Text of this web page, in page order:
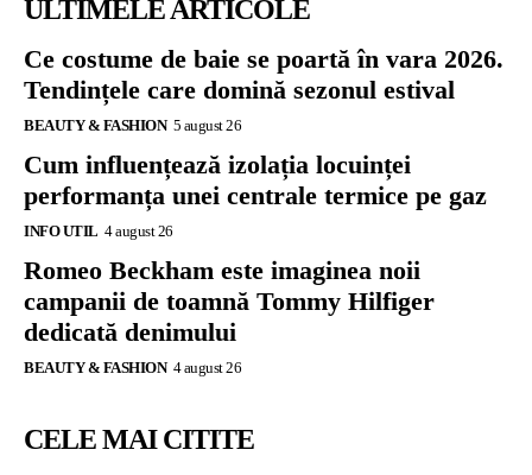
ULTIMELE ARTICOLE
Ce costume de baie se poartă în vara 2026.
Tendințele care domină sezonul estival
BEAUTY & FASHION 5 august 26
Cum influențează izolația locuinței
performanța unei centrale termice pe gaz
INFO UTIL 4 august 26
Romeo Beckham este imaginea noii
campanii de toamnă Tommy Hilfiger
dedicată denimului
BEAUTY & FASHION 4 august 26
CELE MAI CITITE